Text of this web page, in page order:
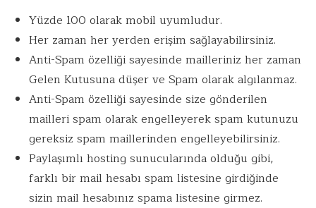
Yüzde 100 olarak mobil uyumludur.
Her zaman her yerden erişim sağlayabilirsiniz.
Anti-Spam özelliği sayesinde mailleriniz her zaman
Gelen Kutusuna düşer ve Spam olarak algılanmaz.
Anti-Spam özelliği sayesinde size gönderilen
mailleri spam olarak engelleyerek spam kutunuzu
gereksiz spam maillerinden engelleyebilirsiniz.
Paylaşımlı hosting sunucularında olduğu gibi,
farklı bir mail hesabı spam listesine girdiğinde
sizin mail hesabınız spama listesine girmez.